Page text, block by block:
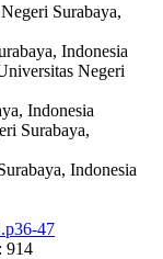
Surabaya,
, Indonesia
Negeri
, Indonesia
Surabaya,
, Indonesia
47
914